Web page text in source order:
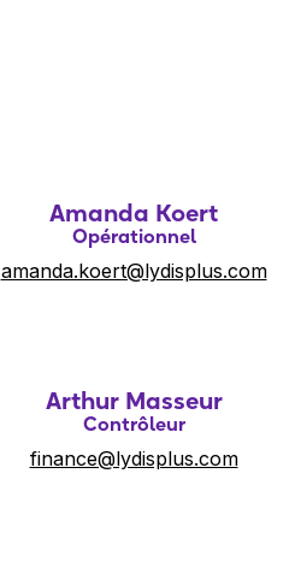
Amanda Koert
Opérationnel
amanda.koert@lydisplus.com
Arthur Masseur
Contrôleur
finance@lydisplus.com